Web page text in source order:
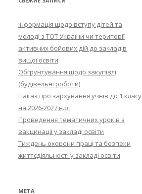
Інформація щодо вступу дітей та
молоді з ТОТ України чи території
активних бойових дій до закладів
вищої освіти
Обгрунтування щодо закупівлі
(будівельні роботи)
Наказ про зархування учнів до 1 класу
на 2026-2027 н.р.
Проведення тематичних уроків з
вакцинації у закладі освіти
Тиждень охорони праці та безпеки
життєдіяльності у закладі освіти
МЕТА